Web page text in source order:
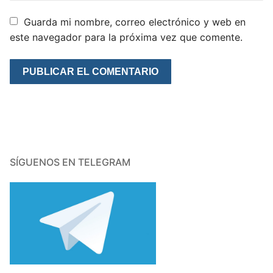
Guarda mi nombre, correo electrónico y web en
este navegador para la próxima vez que comente.
SÍGUENOS EN TELEGRAM